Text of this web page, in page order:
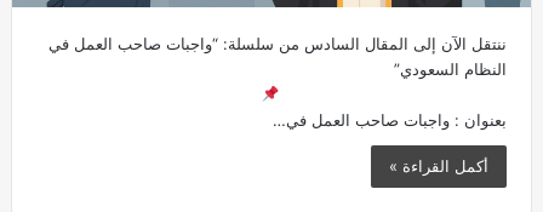
ننتقل الآن إلى المقال السادس من سلسلة: “واجبات صاحب العمل في
النظام السعودي”
بعنوان : واجبات صاحب العمل في…
أكمل القراءة »